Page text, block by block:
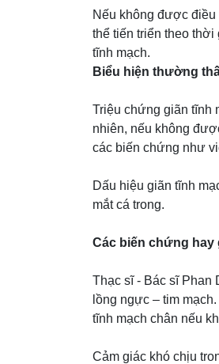
Nếu không được
thể tiến triển theo
tĩnh mạch.
Biểu hiện thường
Triệu chứng giãn tĩnh
nhiên, nếu không
các biến chứng như
Dấu hiệu giãn tĩnh
mắt cá trong.
Các biến chứng hay
Thạc sĩ - Bác sĩ Phan
lồng ngực – tim
tĩnh mạch chân nếu
Cảm giác khó chịu